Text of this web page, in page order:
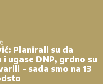
Planirali su da
ugase DNP, grdno su
- sada smo na 13